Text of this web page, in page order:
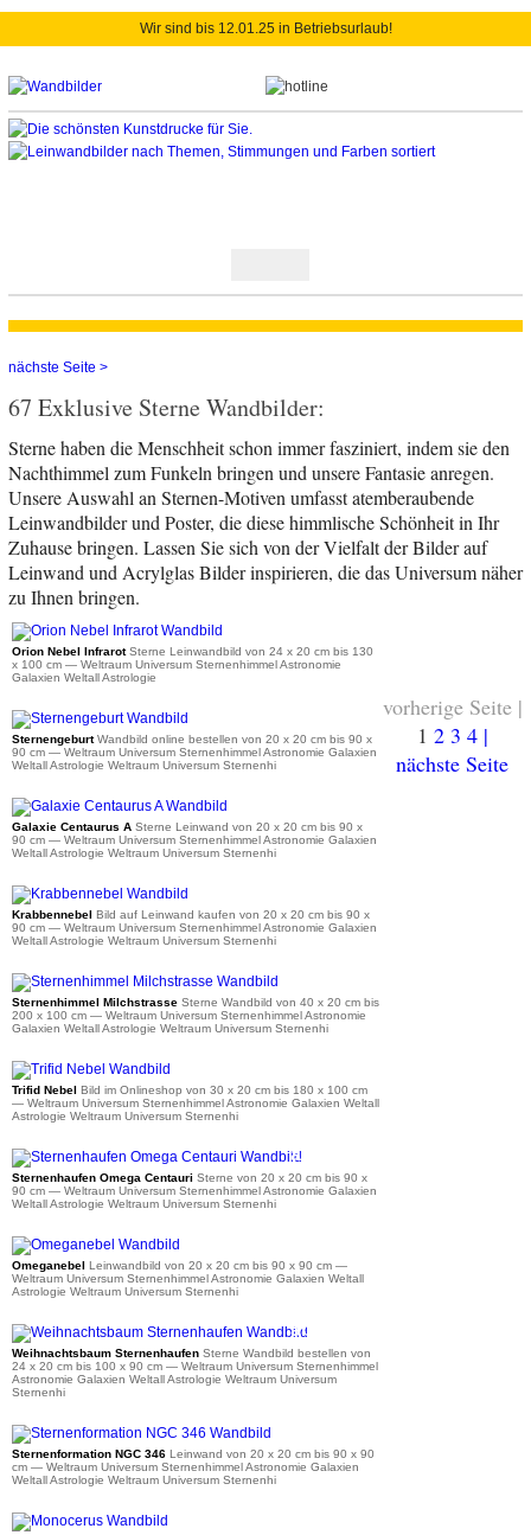
Wir sind bis 12.01.25 in Betriebsurlaub!
nächste Seite >
67 Exklusive Sterne Wandbilder:
Sterne haben die Menschheit schon immer fasziniert, indem sie den
Nachthimmel zum Funkeln bringen und unsere Fantasie anregen.
Unsere Auswahl an Sternen-Motiven umfasst atemberaubende
Leinwandbilder und Poster, die diese himmlische Schönheit in Ihr
Zuhause bringen. Lassen Sie sich von der Vielfalt der Bilder auf
Leinwand und Acrylglas Bilder inspirieren, die das Universum näher
zu Ihnen bringen.
Orion Nebel InfrarotSterne Leinwandbild von 24 x 20 cm bis 130
x 100 cm — Weltraum Universum Sternenhimmel Astronomie
Galaxien Weltall Astrologie
SternengeburtWandbild online bestellen von 20 x 20 cm bis 90 x
90 cm — Weltraum Universum Sternenhimmel Astronomie Galaxien
Weltall Astrologie Weltraum Universum Sternenhi
Galaxie Centaurus ASterne Leinwand von 20 x 20 cm bis 90 x
90 cm — Weltraum Universum Sternenhimmel Astronomie Galaxien
Weltall Astrologie Weltraum Universum Sternenhi
Krabbennebel Bild auf Leinwand kaufen von 20 x 20 cm bis 90 x
90 cm — Weltraum Universum Sternenhimmel Astronomie Galaxien
Weltall Astrologie Weltraum Universum Sternenhi
Sternenhimmel MilchstrasseSterne Wandbild von 40 x 20 cm bis
200 x 100 cm — Weltraum Universum Sternenhimmel Astronomie
Galaxien Weltall Astrologie Weltraum Universum Sternenhi
Trifid Nebel Bild im Onlineshop von 30 x 20 cm bis 180 x 100 cm
— Weltraum Universum Sternenhimmel Astronomie Galaxien Weltall
Astrologie Weltraum Universum Sternenhi
ab 34 €
Sternenhaufen Omega Centauri Sterne von 20 x 20 cm bis 90 x
90 cm — Weltraum Universum Sternenhimmel Astronomie Galaxien
Weltall Astrologie Weltraum Universum Sternenhi
Omeganebel Leinwandbild von 20 x 20 cm bis 90 x 90 cm —
Weltraum Universum Sternenhimmel Astronomie Galaxien Weltall
Astrologie Weltraum Universum Sternenhi
ab 35 €
Weihnachtsbaum SternenhaufenSterne Wandbild bestellen von
24 x 20 cm bis 100 x 90 cm — Weltraum Universum Sternenhimmel
Astronomie Galaxien Weltall Astrologie Weltraum Universum
Sternenhi
Sternenformation NGC 346Leinwand von 20 x 20 cm bis 90 x 90
cm — Weltraum Universum Sternenhimmel Astronomie Galaxien
Weltall Astrologie Weltraum Universum Sternenhi
vorherige Seite |
1 2 3 4 |
nächste Seite